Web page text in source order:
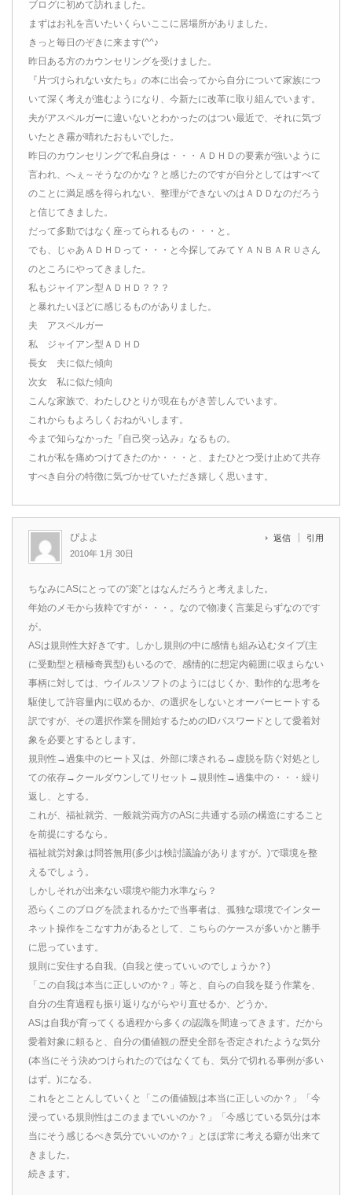
ブログに初めて訪れました。
まずはお礼を言いたいくらいここに居場所がありました。
きっと毎日のぞきに来ます(^^♪
昨日ある方のカウンセリングを受けました。
『片づけられない女たち』の本に出会ってから自分について家族につ
いて深く考えが進むようになり、今新たに改革に取り組んでいます。
夫がアスペルガーに違いないとわかったのはつい最近で、それに気づ
いたとき霧が晴れたおもいでした。
昨日のカウンセリングで私自身は・・・ＡＤＨＤの要素が強いように
言われ、へぇ～そうなのかな？と感じたのですが自分としてはすべて
のことに満足感を得られない、整理ができないのはＡＤＤなのだろう
と信じてきました。
だって多動ではなく座ってられるもの・・・と。
でも、じゃあＡＤＨＤって・・・と今探してみてＹＡＮＢＡＲＵさん
のところにやってきました。
私もジャイアン型ＡＤＨＤ？？？
と暴れたいほどに感じるものがありました。
夫 アスペルガー
私 ジャイアン型ＡＤＨＤ
長女 夫に似た傾向
次女 私に似た傾向
こんな家族で、わたしひとりが現在もがき苦しんでいます。
これからもよろしくおねがいします。
今まで知らなかった『自己突っ込み』なるもの。
これが私を痛めつけてきたのか・・・と、またひとつ受け止めて共存
すべき自分の特徴に気づかせていただき嬉しく思います。
ぴよよ
2010年 1月 30日
返信 引用
ちなみにASにとっての“楽”とはなんだろうと考えました。
年始のメモから抜粋ですが・・・。なので物凄く言葉足らずなのです
が。
ASは規則性大好きです。しかし規則の中に感情も組み込むタイプ(主
に受動型と積極奇異型)もいるので、感情的に想定内範囲に収まらない
事柄に対しては、ウイルスソフトのようにはじくか、動作的な思考を
駆使して許容量内に収めるか、の選択をしないとオーバーヒートする
訳ですが、その選択作業を開始するためのIDパスワードとして愛着対
象を必要とするとします。
規則性→過集中のヒート又は、外部に壊される→虚脱を防ぐ対処とし
ての依存→クールダウンしてリセット→規則性→過集中の・・・繰り
返し、とする。
これが、福祉就労、一般就労両方のASに共通する頭の構造にすること
を前提にするなら。
福祉就労対象は問答無用(多少は検討議論がありますが。)で環境を整
えるでしょう。
しかしそれが出来ない環境や能力水準なら？
恐らくこのブログを読まれるかたで当事者は、孤独な環境でインター
ネット操作をこなす力があるとして、こちらのケースが多いかと勝手
に思っています。
規則に安住する自我。(自我と使っていいのでしょうか？)
「この自我は本当に正しいのか？」等と、自らの自我を疑う作業を、
自分の生育過程も振り返りながらやり直せるか、どうか。
ASは自我が育ってくる過程から多くの認識を間違ってきます。だから
愛着対象に頼ると、自分の価値観の歴史全部を否定されたような気分
(本当にそう決めつけられたのではなくても、気分で切れる事例が多い
はず。)になる。
これをとことんしていくと「この価値観は本当に正しいのか？」「今
浸っている規則性はこのままでいいのか？」「今感じている気分は本
当にそう感じるべき気分でいいのか？」とほぼ常に考える癖が出来て
きました。
続きます。